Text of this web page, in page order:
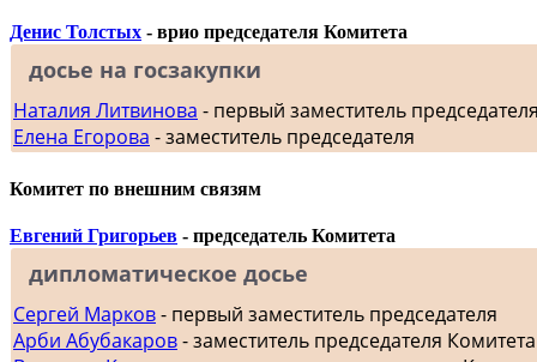
Денис Толстых - врио председателя Комитета
досье на госзакупки
Наталия Литвинова - первый заместитель
Елена Егорова - заместитель председателя
Комитет по внешним связям
Евгений Григорьев - председатель Комитета
дипломатическое досье
Сергей Марков- первый заместитель председателя
Арби Абубакаров- заместитель председателя